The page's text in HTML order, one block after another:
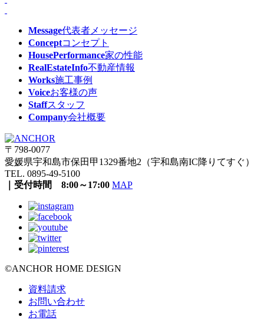
Message代表者メッセージ
Conceptコンセプト
HousePerformance家の性能
RealEstateInfo不動産情報
Works施工事例
Voiceお客様の声
Staffスタッフ
Company会社概要
〒798-0077
愛媛県宇和島市保田甲1329番地2（宇和島南IC降りてすぐ）
TEL. 0895-49-5100
｜受付時間 8:00～17:00 MAP
©ANCHOR HOME DESIGN
資料請求
お問い合わせ
お電話